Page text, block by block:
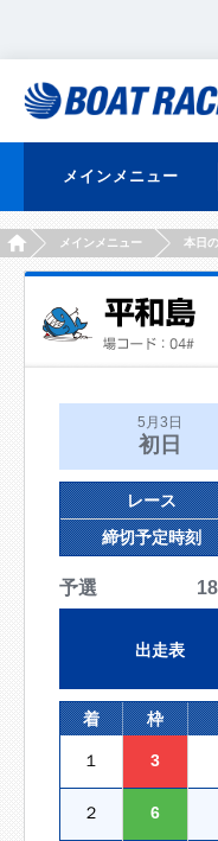
メインメニュー
HOMEメインメニュー 本日
5月3日
初日
レース
締切予定時刻
予選
出走表
着 枠
１ 3
２ 6